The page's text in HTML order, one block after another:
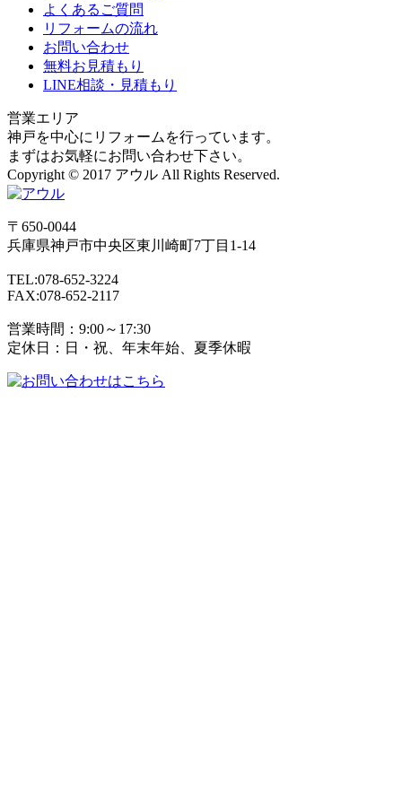
よくあるご質問
リフォームの流れ
お問い合わせ
無料お見積もり
LINE相談・見積もり
営業エリア
神戸を中心にリフォームを行っています。
まずはお気軽にお問い合わせ下さい。
Copyright © 2017 アウル All Rights Reserved.
〒650-0044
兵庫県神戸市中央区東川崎町7丁目1-14
TEL:078-652-3224
FAX:078-652-2117
営業時間：9:00～17:30
定休日：日・祝、年末年始、夏季休暇